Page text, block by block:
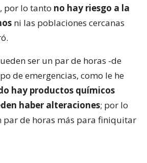
, por lo tanto no hay riesgo a la
ni las poblaciones cercanas
ser un par de horas -de
de emergencias, como le he
hay productos químicos
haber alteraciones; por lo
par de horas más para finiquitar